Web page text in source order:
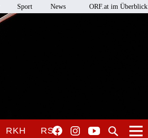
Sport News ORF.at im Überblick
RKH RSO